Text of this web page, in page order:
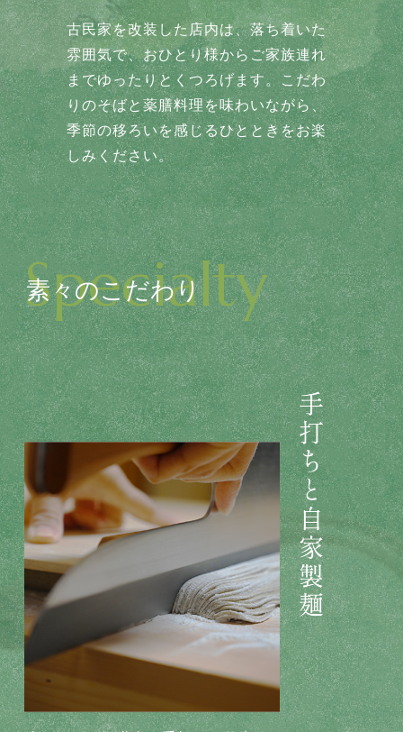
古民家を改装した店内は、落ち着いた
雰囲気で、おひとり様からご家族連れ
までゆったりとくつろげます。こだわ
りのそばと薬膳料理を味わいながら、
季節の移ろいを感じるひとときをお楽
しみください。
素々のこだわり
Specialty